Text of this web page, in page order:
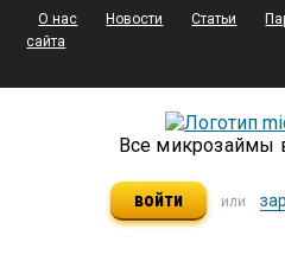
О нас Новости Статьи
сайта
Все микрозаймы
войти или